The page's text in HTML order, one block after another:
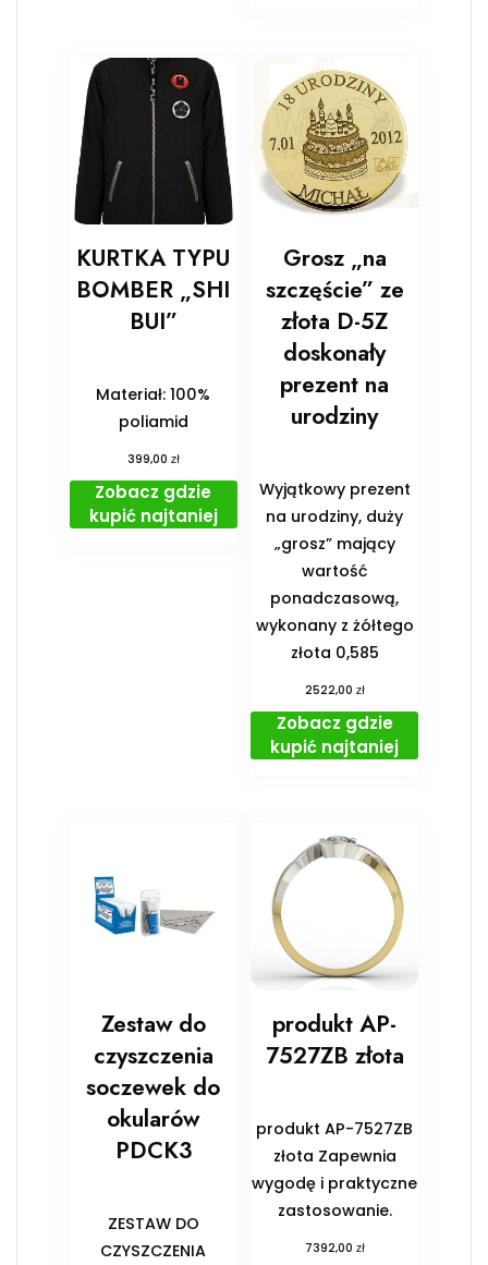
KURTKA TYPU
BOMBER „SHI
BUI”
Materiał: 100%
poliamid
399,00 zł
Zobacz gdzie
kupić najtaniej
Grosz „na
szczęście” ze
złota D-5Z
doskonały
prezent na
urodziny
Wyjątkowy prezent
na urodziny, duży
„grosz” mający
wartość
ponadczasową,
wykonany z żółtego
złota 0,585
2522,00 zł
Zobacz gdzie
kupić najtaniej
Zestaw do
czyszczenia
soczewek do
okularów
PDCK3
ZESTAW DO
CZYSZCZENIA
produkt AP-
7527ZB złota
produkt AP-7527ZB
złota Zapewnia
wygodę i praktyczne
zastosowanie.
7392,00 zł